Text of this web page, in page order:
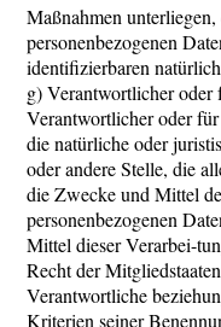
Maßnahmen
personenbezogenen
identifizierbaren
g) Verantwortlicher
Verantwortlicher oder
die natürliche oder
oder andere Stelle, die
die Zwecke und Mittel
personenbezogenen
Mittel dieser Verarbei-
Recht der
Verantwortliche
Kriterien seiner